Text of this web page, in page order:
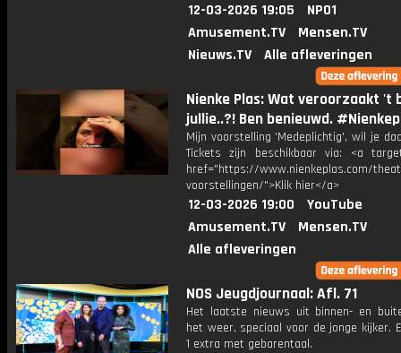
12-03-2026 19:05
NPO1
Amusement.TV
Mensen.TV
Nieuws.TV
Alle afleveringen
Nienke Plas: Wat veroorzaakt 't
jullie..?! Ben benieuwd.
Mijn voorstelling 'Medeplichtig', wil je
Tickets zijn beschikbaar via: <a
href="https://www.nienkeplas.com/
voorstellingen/">Klik hier</a>
12-03-2026 19:00
YouTube
Amusement.TV
Mensen.TV
Alle afleveringen
NOS Jeugdjournaal: Afl. 71
Het laatste nieuws uit binnen- en
het weer, speciaal voor de jonge kijker.
1 extra met gebarentaal.